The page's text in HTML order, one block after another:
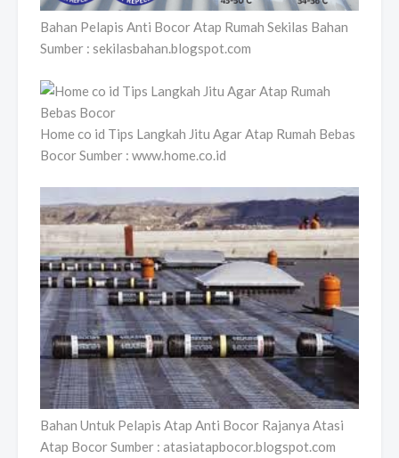
Bahan Pelapis Anti Bocor Atap Rumah Sekilas Bahan
Sumber : sekilasbahan.blogspot.com
Home co id Tips Langkah Jitu Agar Atap Rumah Bebas
Bocor Sumber : www.home.co.id
Bahan Untuk Pelapis Atap Anti Bocor Rajanya Atasi
Atap Bocor Sumber : atasiatapbocor.blogspot.com